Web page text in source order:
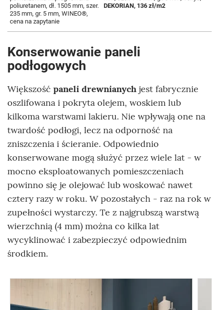
poliuretanem, dł. 1505 mm, szer.
235 mm, gr. 5 mm, WINEO®,
cena na zapytanie
DEKORIAN, 136 zł/m2
Konserwowanie paneli
podłogowych
Większość paneli drewnianych jest fabrycznie
oszlifowana i pokryta olejem, woskiem lub
kilkoma warstwami lakieru. Nie wpływają one na
twardość podłogi, lecz na odporność na
zniszczenia i ścieranie. Odpowiednio
konserwowane mogą służyć przez wiele lat - w
mocno eksploatowanych pomieszczeniach
powinno się je olejować lub woskować nawet
cztery razy w roku. W pozostałych - raz na rok w
zupełności wystarczy. Te z najgrubszą warstwą
wierzchnią (4 mm) można co kilka lat
wycyklinować i zabezpieczyć odpowiednim
środkiem.